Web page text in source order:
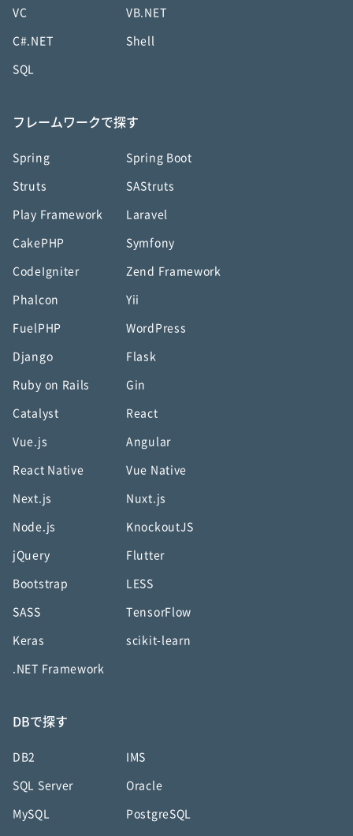
VC VB.NET
C#.NET Shell
SQL
フレームワークで探す
Spring Spring Boot
Struts SAStruts
Play Framework Laravel
CakePHP Symfony
CodeIgniter Zend Framework
Phalcon Yii
FuelPHP WordPress
Django Flask
Ruby on Rails Gin
Catalyst React
Vue.js Angular
React Native Vue Native
Next.js Nuxt.js
Node.js KnockoutJS
jQuery Flutter
Bootstrap LESS
SASS TensorFlow
Keras scikit-learn
.NET Framework
DBで探す
DB2 IMS
SQL Server Oracle
MySQL PostgreSQL